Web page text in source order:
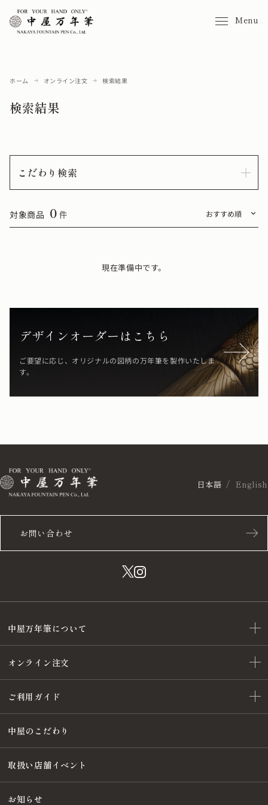
Menu
ホーム オンライン注文 検索結果
検索結果
こだわり検索
対象商品 0 件
現在準備中です。
デザインオーダーはこちら
ご要望に応じ、オリジナルの図柄の万年筆を製作いたしま
す。
お問い合わせ
日本語 English
中屋万年筆について
オンライン注文
ご利用ガイド
中屋のこだわり
取扱い店舗イベント
お知らせ